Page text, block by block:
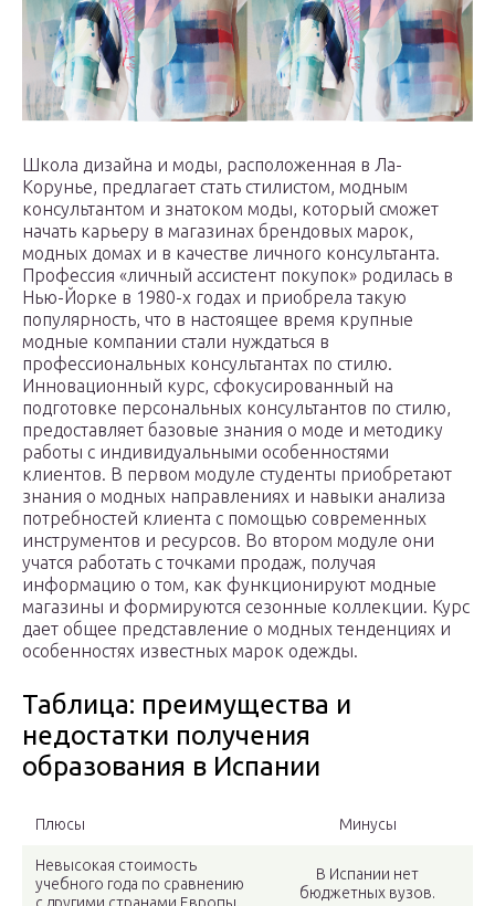
Школа дизайна и моды, расположенная в Ла-
Корунье, предлагает стать стилистом, модным
консультантом и знатоком моды, который сможет
начать карьеру в магазинах брендовых марок,
модных домах и в качестве личного консультанта.
Профессия «личный ассистент покупок» родилась в
Нью-Йорке в 1980-х годах и приобрела такую
популярность, что в настоящее время крупные
модные компании стали нуждаться в
профессиональных консультантах по стилю.
Инновационный курс, сфокусированный на
подготовке персональных консультантов по стилю,
предоставляет базовые знания о моде и методику
работы с индивидуальными особенностями
клиентов. В первом модуле студенты приобретают
знания о модных направлениях и навыки анализа
потребностей клиента с помощью современных
инструментов и ресурсов. Во втором модуле они
учатся работать с точками продаж, получая
информацию о том, как функционируют модные
магазины и формируются сезонные коллекции. Курс
дает общее представление о модных тенденциях и
особенностях известных марок одежды.
Таблица: преимущества и
недостатки получения
образования в Испании
Плюсы Минусы
Невысокая стоимость
учебного года по сравнению
с другими странами Европы.
В Испании нет
бюджетных вузов.